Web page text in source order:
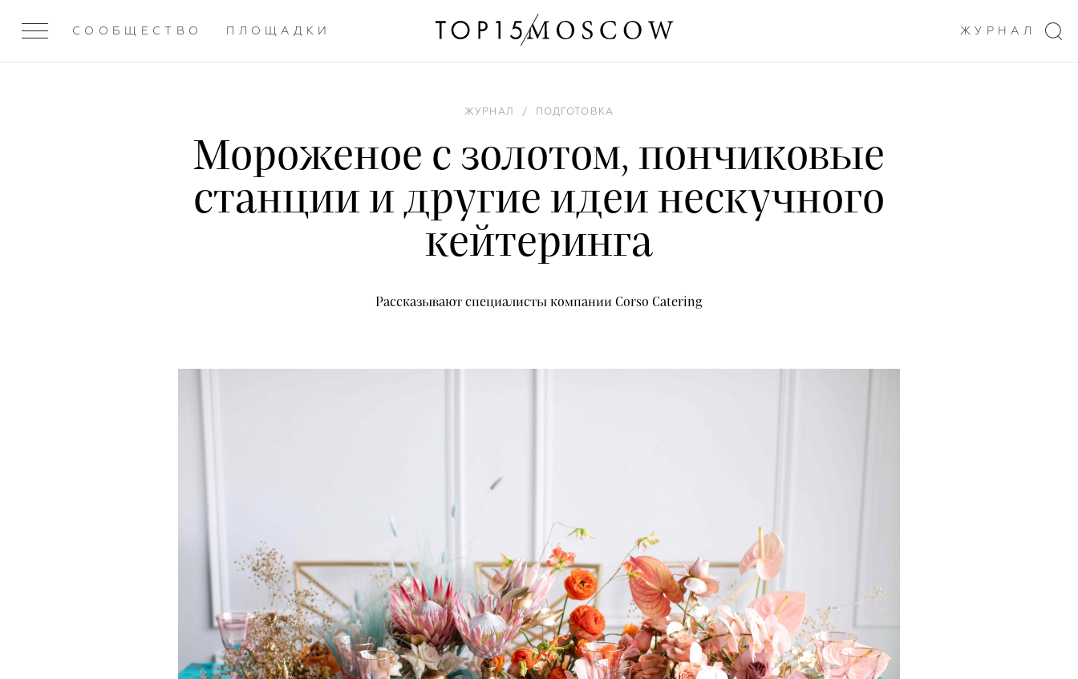
СООБЩЕСТВО ПЛОЩАДКИ ЖУРНАЛ
ЖУРНАЛ / ПОДГОТОВКА
Мороженое с золотом, пончиковые
станции и другие идеи нескучного
кейтеринга
Рассказывают специалисты компании Corso Catering